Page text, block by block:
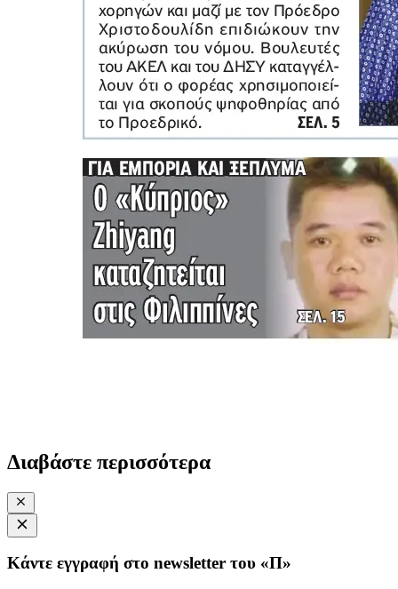
Διαβάστε περισσότερα
Κάντε εγγραφή στο newsletter του «Π»